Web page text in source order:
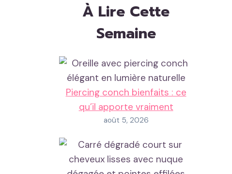
À Lire Cette
Semaine
Piercing conch bienfaits : ce
qu’il apporte vraiment
août 5, 2026